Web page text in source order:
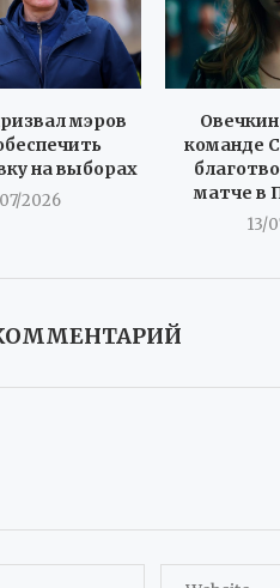
мэров
на выборах
2026
команде
матче в
13/